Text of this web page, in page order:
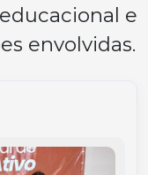
e
envolvidas.